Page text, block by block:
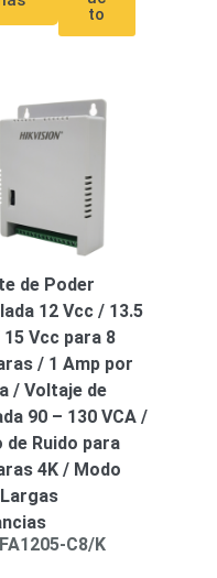
to
de Poder
12 Vcc / 13.5
Vcc para 8
/ 1 Amp por
/ Voltaje de
90 – 130 VCA /
de Ruido para
4K / Modo
C8/K